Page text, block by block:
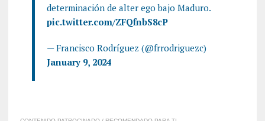
determinación de alter ego bajo Maduro.
pic.twitter.com/ZFQfnbS8cP
— Francisco Rodríguez (@frrodriguezc)
January 9, 2024